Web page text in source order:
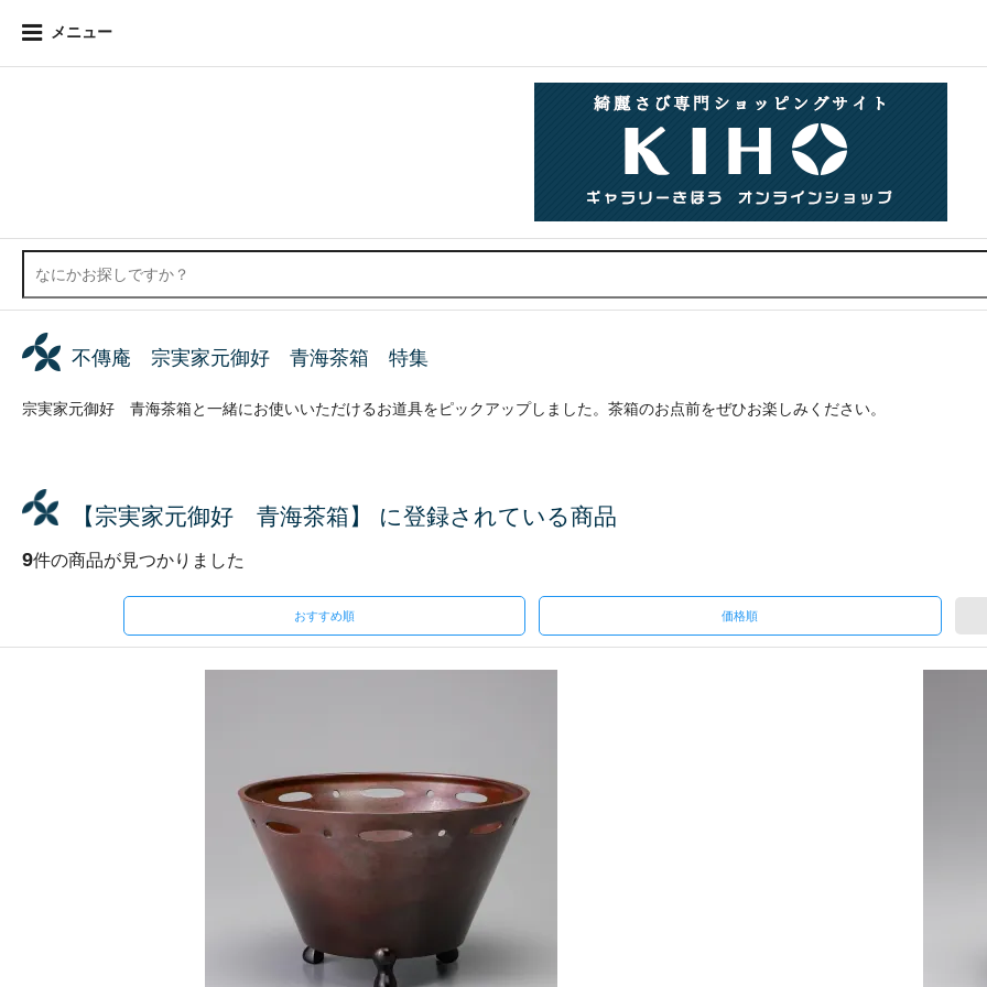
メニュー
不傳庵 宗実家元御好 青海茶箱 特集
宗実家元御好 青海茶箱と一緒にお使いいただけるお道具をピックアップしました。茶箱のお点前をぜひお楽しみください。
【宗実家元御好 青海茶箱】 に登録されている商品
9件の商品が見つかりました
おすすめ順 価格順